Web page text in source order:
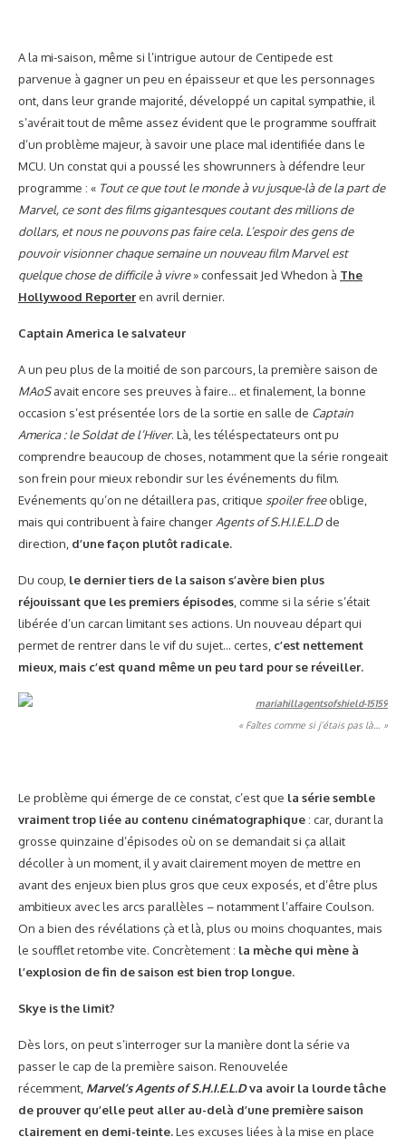
A la mi-saison, même si l’intrigue autour de Centipede est
parvenue à gagner un peu en épaisseur et que les personnages
ont, dans leur grande majorité, développé un capital sympathie, il
s’avérait tout de même assez évident que le programme souffrait
d’un problème majeur, à savoir une place mal identifiée dans le
MCU. Un constat qui a poussé les showrunners à défendre leur
programme : « Tout ce que tout le monde à vu jusque-là de la part de
Marvel, ce sont des films gigantesques coutant des millions de
dollars, et nous ne pouvons pas faire cela. L’espoir des gens de
pouvoir visionner chaque semaine un nouveau film Marvel est
quelque chose de difficile à vivre» confessait Jed Whedon à The
Hollywood Reporter en avril dernier.
Captain America le salvateur
A un peu plus de la moitié de son parcours, la première saison de
MAoSavait encore ses preuves à faire… et finalement, la bonne
occasion s’est présentée lors de la sortie en salle de Captain
America : le Soldat de l’Hiver. Là, les téléspectateurs ont pu
comprendre beaucoup de choses, notamment que la série rongeait
son frein pour mieux rebondir sur les événements du film.
Evénements qu’on ne détaillera pas, critique spoiler freeoblige,
mais qui contribuent à faire changer Agents of S.H.I.E.L.Dde
direction, d’une façon plutôt radicale.
Du coup, le dernier tiers de la saison s’avère bien plus
réjouissant que les premiers épisodes , comme si la série s’était
libérée d’un carcan limitant ses actions. Un nouveau départ qui
permet de rentrer dans le vif du sujet… certes, c’est nettement
mieux, mais c’est quand même un peu tard pour se réveiller.
« Faîtes comme si j’étais pas là… »
Le problème qui émerge de ce constat, c’est que la série semble
vraiment trop liée au contenu cinématographique: car, durant la
grosse quinzaine d’épisodes où on se demandait si ça allait
décoller à un moment, il y avait clairement moyen de mettre en
avant des enjeux bien plus gros que ceux exposés, et d’être plus
ambitieux avec les arcs parallèles – notamment l’affaire Coulson.
On a bien des révélations çà et là, plus ou moins choquantes, mais
le soufflet retombe vite. Concrètement : la mèche qui mène à
l’explosion de fin de saison est bien trop longue.
Skye is the limit?
Dès lors, on peut s’interroger sur la manière dont la série va
passer le cap de la première saison. Renouvelée
récemment, Marvel’s Agents of S.H.I.E.L.Dva avoir la lourde tâche
de prouver qu’elle peut aller au-delà d’une première saison
clairement en demi-teinte.Les excuses liées à la mise en place